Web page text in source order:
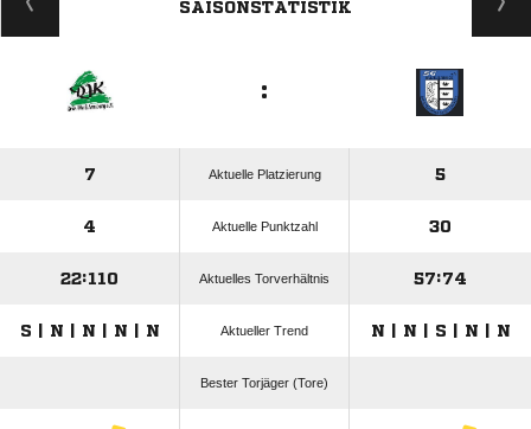
SAISONSTATISTIK
:
7 Aktuelle Platzierung 5
4 Aktuelle Punktzahl 30
22:110 Aktuelles Torverhältnis 57:74
S | N | N | N | N Aktueller Trend N | N | S | N | N
Bester Torjäger (Tore)